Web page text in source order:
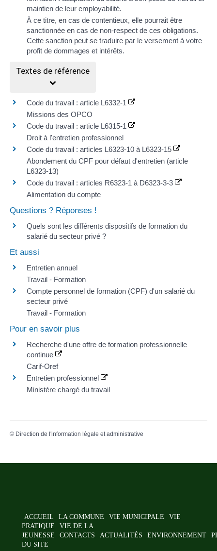
maintien de leur employabilité.
À ce titre, en cas de contentieux, elle pourrait être
sanctionnée en cas de non-respect de ces obligations.
Cette sanction peut se traduire par le versement à votre
profit de dommages et intérêts.
Textes de référence
Code du travail : article L6332-1
Missions des OPCO
Code du travail : article L6315-1
Droit à l'entretien professionnel
Code du travail : articles L6323-10 à L6323-15
Abondement du CPF pour défaut d'entretien (article
L6323-13)
Code du travail : articles R6323-1 à D6323-3-3
Alimentation du compte
Questions ? Réponses !
Quels sont les différents dispositifs de formation du
salarié du secteur privé ?
Et aussi
Entretien annuel
Travail - Formation
Compte personnel de formation (CPF) d'un salarié du
secteur privé
Travail - Formation
Pour en savoir plus
Recherche d'une offre de formation professionnelle
continue
Carif-Oref
Entretien professionnel
Ministère chargé du travail
© Direction de l'information légale et administrative
ACCUEIL LA COMMUNE VIE MUNICIPALE
VIE
PRATIQUE
VIE DE LA
JEUNESSE
CONTACTS ACTUALITÉS ENVIRONNEMENT
DU SITE